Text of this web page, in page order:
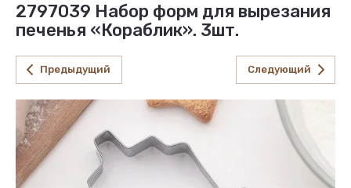
2797039 Набор форм для вырезания
печенья «Кораблик». 3шт.
Предыдущий Следующий